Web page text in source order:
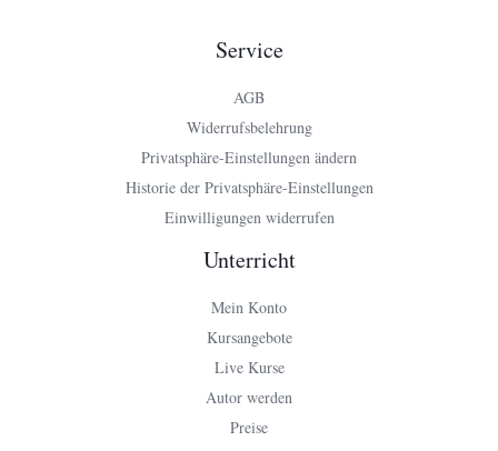
Service
AGB
Widerrufsbelehrung
Privatsphäre-Einstellungen ändern
Historie der Privatsphäre-Einstellungen
Einwilligungen widerrufen
Unterricht
Mein Konto
Kursangebote
Live Kurse
Autor werden
Preise